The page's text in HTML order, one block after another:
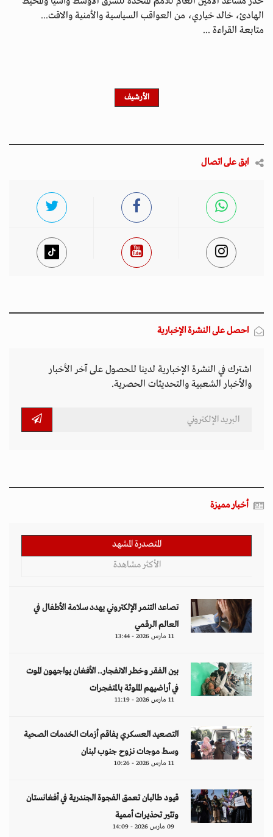
الهادئ، خالد خياري، من العواقب السياسية والأمنية والاقت...
متابعة القراءة ...
الأرشيف
ابق على اتصال
احصل على النشرة الإخبارية
اشترك في النشرة الإخبارية لدينا للحصول على آخر الأخبار
والأخبار الشعبية والتحديثات الحصرية.
أخبار مميزة
المتصدرة المشهد
الأكثر مشاهدة
تصاعد التنمر الإلكتروني يهدد سلامة الأطفال في
العالم الرقمي
11 مارس 2026 - 13:44
بين الفقر وخطر الانفجار.. الأفغان يواجهون الموت
في أراضيهم الملوثة بالمتفجرات
11 مارس 2026 - 11:19
التصعيد العسكري يفاقم أزمات الخدمات الصحية
وسط موجات نزوح جنوب لبنان
11 مارس 2026 - 10:26
قيود طالبان تعمق الفجوة الجندرية في أفغانستان
وتثير تحذيرات أممية
09 مارس 2026 - 14:09